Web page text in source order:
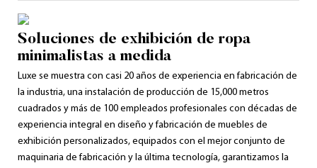
Soluciones de exhibición de ropa
minimalistas a medida
Luxe se muestra con casi 20 años de experiencia en fabricación de
la industria, una instalación de producción de 15,000 metros
cuadrados y más de 100 empleados profesionales con décadas de
experiencia integral en diseño y fabricación de muebles de
exhibición personalizados, equipados con el mejor conjunto de
maquinaria de fabricación y la última tecnología, garantizamos la